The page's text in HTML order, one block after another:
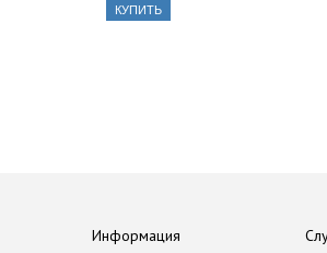
КУПИТЬ
Информация